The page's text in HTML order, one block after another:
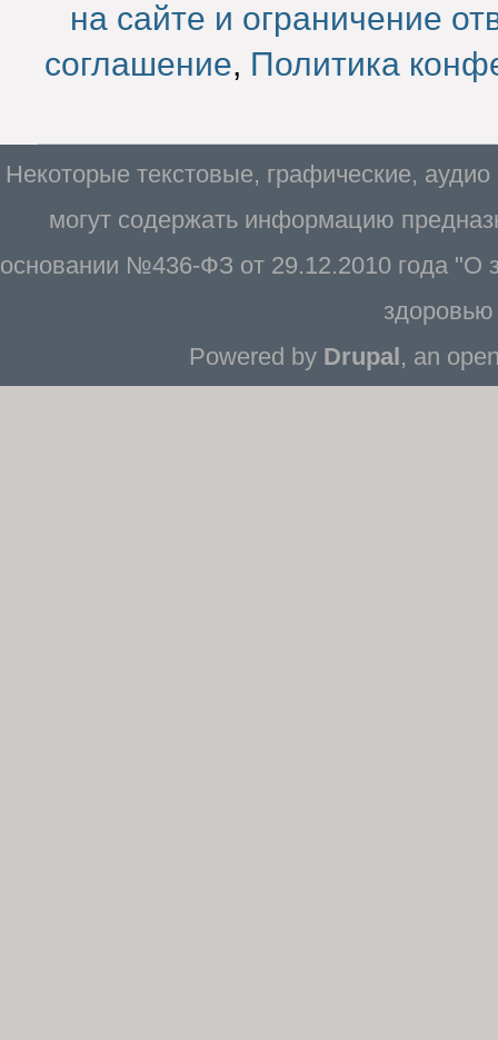
на сайте и ограничение
соглашение, Политика
Некоторые текстовые, графические,
могут содержать информацию
основании №436-ФЗ от 29.12.2010 года "О
Powered by Drupal, an